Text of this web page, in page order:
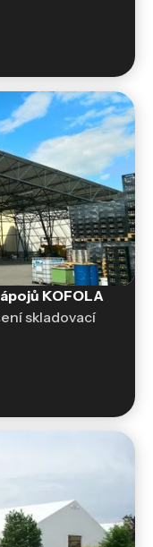
KOFOLA
skladovací